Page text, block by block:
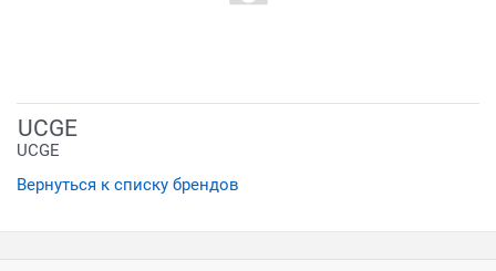
UCGE
UCGE
Вернуться к списку брендов